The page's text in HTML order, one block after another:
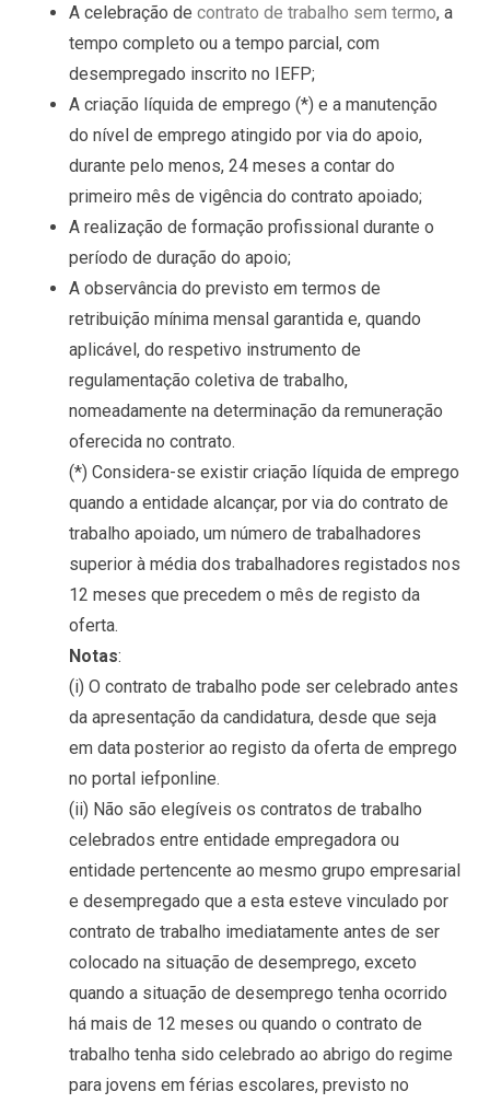
A celebração de contrato de trabalho sem termo, a
tempo completo ou a tempo parcial, com
desempregado inscrito no IEFP;
A criação líquida de emprego (*) e a manutenção
do nível de emprego atingido por via do apoio,
durante pelo menos, 24 meses a contar do
primeiro mês de vigência do contrato apoiado;
A realização de formação profissional durante o
período de duração do apoio;
A observância do previsto em termos de
retribuição mínima mensal garantida e, quando
aplicável, do respetivo instrumento de
regulamentação coletiva de trabalho,
nomeadamente na determinação da remuneração
oferecida no contrato.
(*) Considera-se existir criação líquida de emprego
quando a entidade alcançar, por via do contrato de
trabalho apoiado, um número de trabalhadores
superior à média dos trabalhadores registados nos
12 meses que precedem o mês de registo da
oferta.
Notas:
(i) O contrato de trabalho pode ser celebrado antes
da apresentação da candidatura, desde que seja
em data posterior ao registo da oferta de emprego
no portal iefponline.
(ii) Não são elegíveis os contratos de trabalho
celebrados entre entidade empregadora ou
entidade pertencente ao mesmo grupo empresarial
e desempregado que a esta esteve vinculado por
contrato de trabalho imediatamente antes de ser
colocado na situação de desemprego, exceto
quando a situação de desemprego tenha ocorrido
há mais de 12 meses ou quando o contrato de
trabalho tenha sido celebrado ao abrigo do regime
para jovens em férias escolares, previsto no